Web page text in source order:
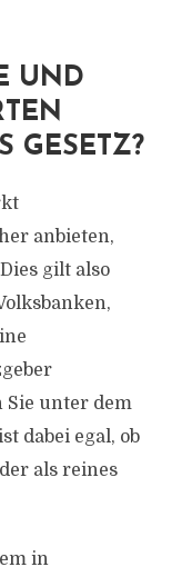
UND
GESETZ?
anbieten,
gilt also
Sie unter dem
dabei egal, ob
als reines
in